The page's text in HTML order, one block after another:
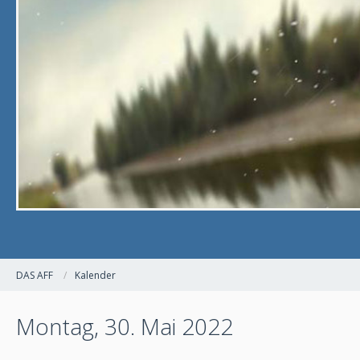
DAS AFF Kalender
Montag, 30. Mai 2022